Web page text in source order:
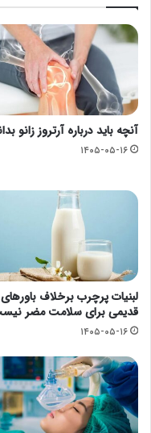
آنچه باید درباره آرتروز زانو
۱۴۰۵-۰۵-۱۶
لبنیات پرچرب برخلاف باورهای
قدیمی برای سلامت مضر
۱۴۰۵-۰۵-۱۶